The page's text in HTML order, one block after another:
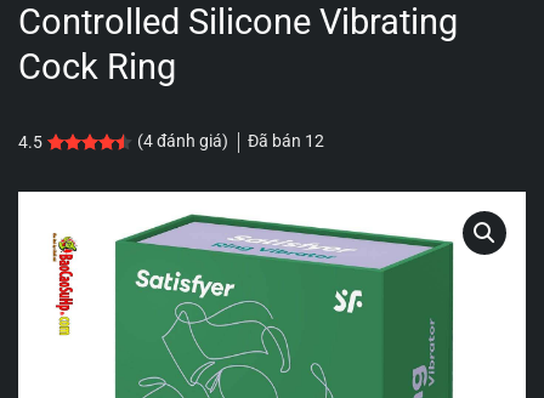
Controlled Silicone Vibrating
Cock Ring
4.5 4.5 trên 5 dựa trên
4 đánh giá
(4đánh giá) Đã bán 12